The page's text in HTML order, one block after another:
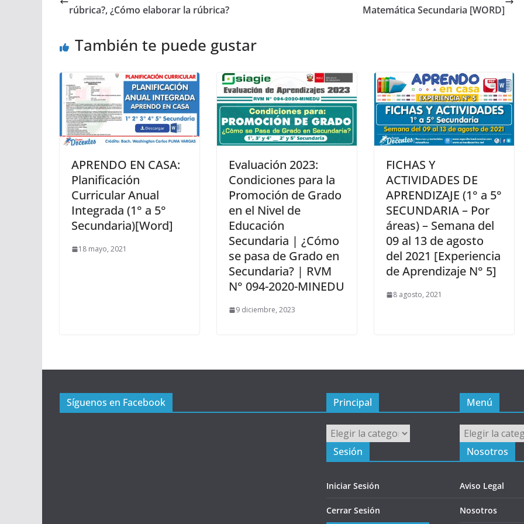
rúbrica?, ¿Cómo elaborar la rúbrica?
Matemática Secundaria [WORD]
También te puede gustar
APRENDO EN CASA:
Planificación
Curricular Anual
Integrada (1° a 5°
Secundaria)[Word]
18 mayo, 2021
Evaluación 2023:
Condiciones para la
Promoción de Grado
en el Nivel de
Educación
Secundaria | ¿Cómo
se pasa de Grado en
Secundaria? | RVM
N° 094-2020-MINEDU
9 diciembre, 2023
FICHAS Y
ACTIVIDADES DE
APRENDIZAJE (1° a 5°
SECUNDARIA – Por
áreas) – Semana del
09 al 13 de agosto
del 2021 [Experiencia
de Aprendizaje N° 5]
8 agosto, 2021
Síguenos en Facebook Principal
Principal
Sesión
Iniciar Sesión
Cerrar Sesión
Menú
Menú
Nosotros
Aviso Legal
Nosotros